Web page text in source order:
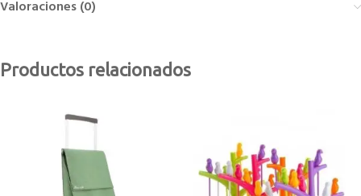
Valoraciones (0)
Productos relacionados